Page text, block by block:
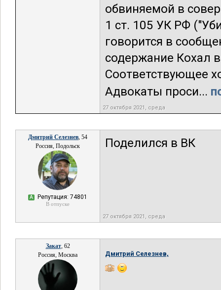
обвиняемой в
1 ст. 105 УК РФ
говорится в
содержание Кохал
Соответствующее
Адвокаты проси...
27 октября 2021, среда
Дмитрий Селезнев, 54
Россия, Подольск
А Репутация: 74801
В отпуске
Поделился в ВК
27 октября 2021, среда
Закат, 62
Россия, Москва
Дмитрий Селезнев,